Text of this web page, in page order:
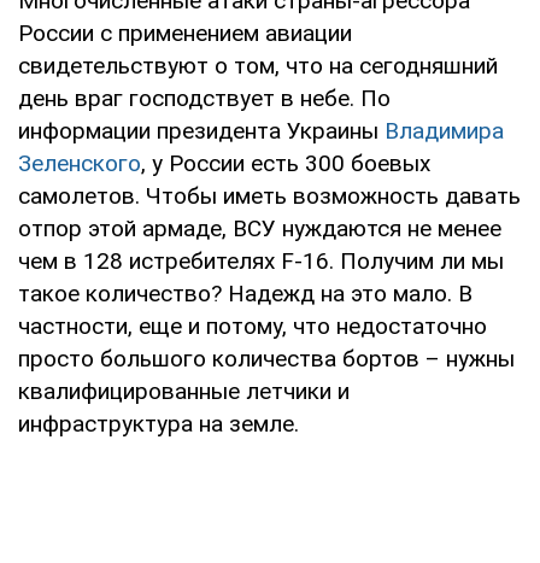
России с применением авиации
свидетельствуют о том, что на сегодняшний
день враг господствует в небе. По
информации президента Украины Владимира
Зеленского, у России есть 300 боевых
самолетов. Чтобы иметь возможность давать
отпор этой армаде, ВСУ нуждаются не менее
чем в 128 истребителях F-16. Получим ли мы
такое количество? Надежд на это мало. В
частности, еще и потому, что недостаточно
просто большого количества бортов – нужны
квалифицированные летчики и
инфраструктура на земле.